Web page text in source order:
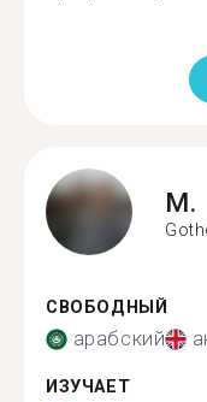
M.
СВОБОДНЫЙ
арабский
ИЗУЧАЕТ